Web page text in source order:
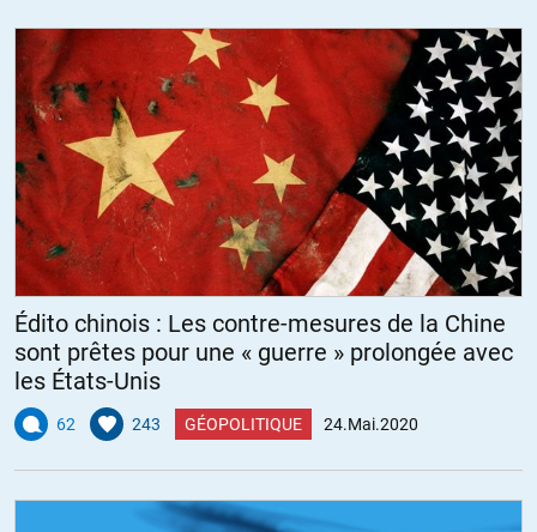
Édito chinois : Les contre-mesures de la Chine
sont prêtes pour une « guerre » prolongée avec
les États-Unis
62 243 GÉOPOLITIQUE 24.Mai.2020